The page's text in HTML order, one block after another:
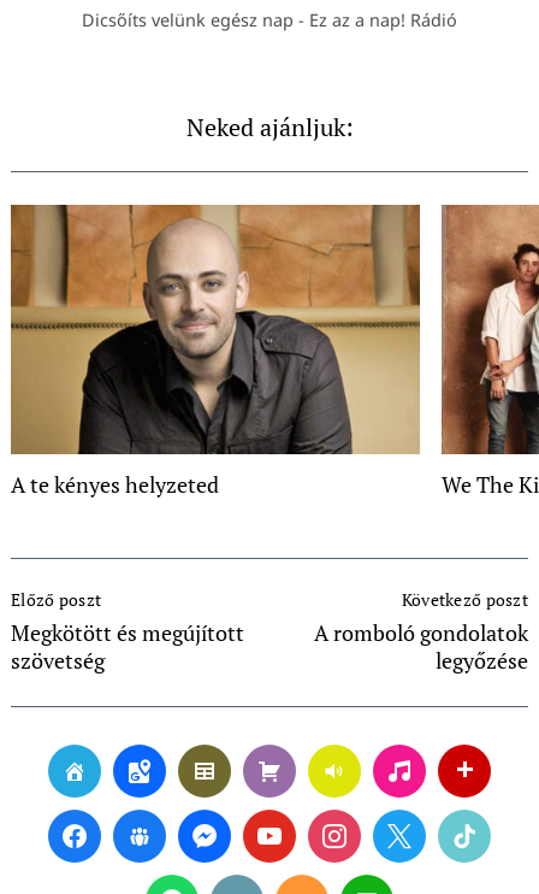
Dicsőíts velünk egész nap - Ez az a nap! Rádió
Neked ajánljuk:
A te kényes helyzeted We The
Navigation
Előző poszt
Megkötött és megújított
szövetség
Következő poszt
A romboló gondolatok
legyőzése